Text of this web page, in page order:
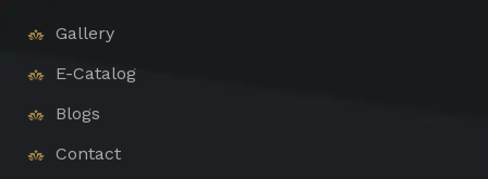
Gallery
E-Catalog
Blogs
Contact